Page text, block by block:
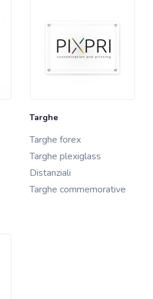
Targhe
Targhe forex
Targhe plexiglass
Distanziali
Targhe commemorative